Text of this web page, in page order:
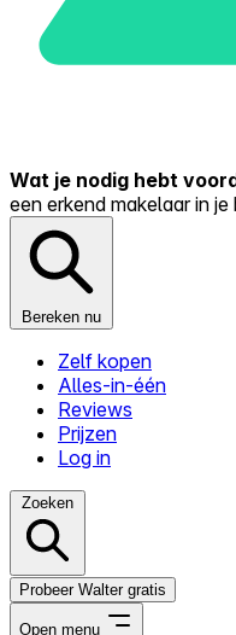
Wat je nodig hebt
een erkend makelaar in je
Bereken nu
Zelf kopen
Alles-in-één
Reviews
Prijzen
Log in
Zoeken
Probeer Walter gratis
Open menu